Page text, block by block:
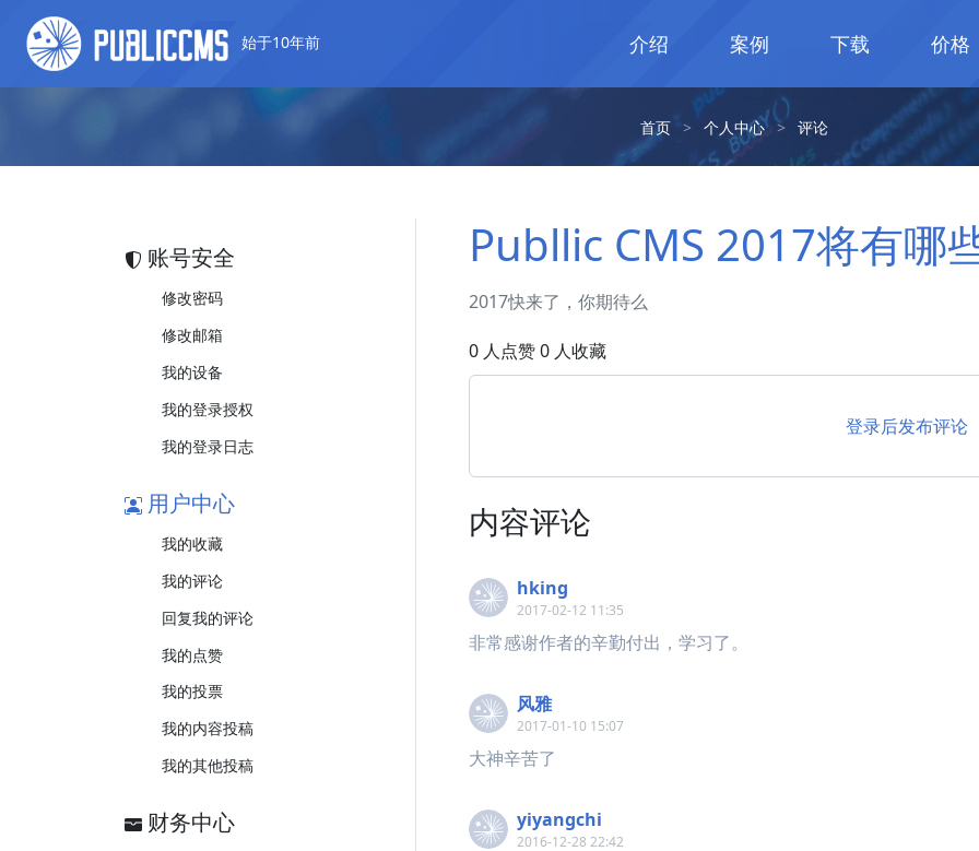
始于10年前 介绍 案例 下载 价格
首页 > 个人中心 > 评论
账号安全
修改密码
修改邮箱
我的设备
我的登录授权
我的登录日志
用户中心
我的收藏
我的评论
回复我的评论
我的点赞
我的投票
我的内容投稿
我的其他投稿
财务中心
Publlic CMS 2017将有哪
2017快来了，你期待么
0 人点赞 0 人收藏
登录后发布评论
内容评论
hking
2017-02-12 11:35
非常感谢作者的辛勤付出，学习了。
风雅
2017-01-10 15:07
大神辛苦了
yiyangchi
2016-12-28 22:42